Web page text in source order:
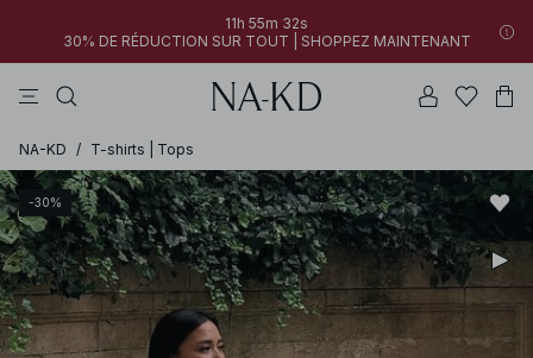
11h 55m 32s
30% DE RÉDUCTION SUR TOUT | SHOPPEZ MAINTENANT
NA-KD / T-shirts | Tops
-30%